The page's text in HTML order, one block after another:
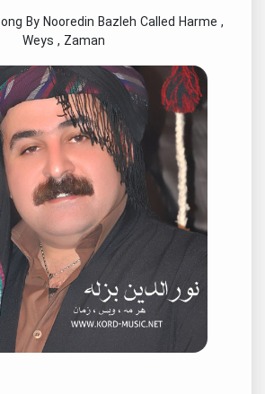
By Nooredin Bazleh Called Harme ,
Weys , Zaman